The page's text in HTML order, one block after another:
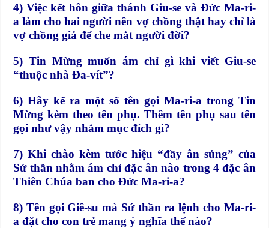
4) Việc kết hôn giữa thánh Giu-se và Đức Ma-ri-
a làm cho hai người nên vợ chồng thật hay chỉ là
vợ chồng giả để che mắt người đời?
5) Tin Mừng muốn ám chỉ gì khi viết Giu-se
“thuộc nhà Đa-vít”?
6) Hãy kể ra một số tên gọi Ma-ri-a trong Tin
Mừng kèm theo tên phụ. Thêm tên phụ sau tên
gọi như vậy nhằm mục đích gì?
7) Khi chào kèm tước hiệu “đầy ân sủng” của
Sứ thần nhằm ám chỉ đặc ân nào trong 4 đặc ân
Thiên Chúa ban cho Đức Ma-ri-a?
8) Tên gọi Giê-su mà Sứ thần ra lệnh cho Ma-ri-
a đặt cho con trẻ mang ý nghĩa thế nào?